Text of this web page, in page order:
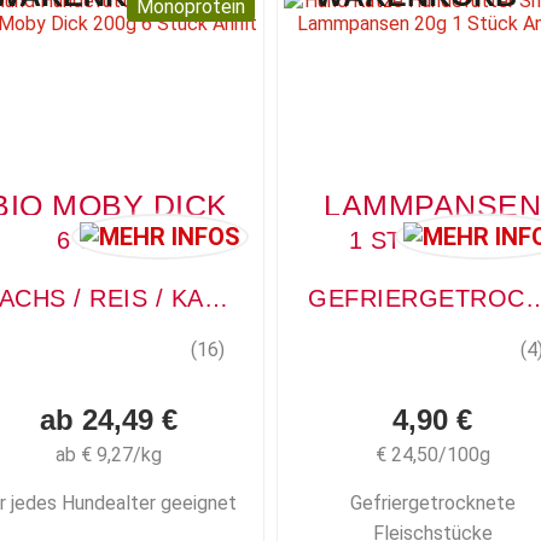
Monoprotein
MOBY DICK
6 STÜCK
LACHS / REIS / KAROTTE
(16)
ab 24,49 €
ab € 9,27/kg
jedes Hundealter geeignet
LAMMPANSEN
1 STÜCK, 20G
(4)
4,90 €
€ 24,50/100g
Gefriergetrocknete
Fleischstücke